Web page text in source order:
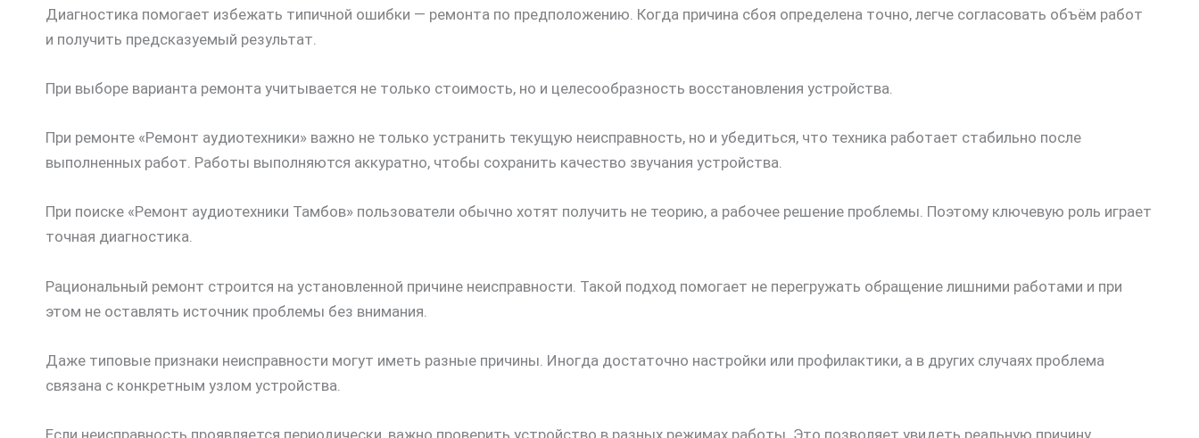
Диагностика помогает избежать типичной ошибки — ремонта по предположению. Когда причина сбоя определена точно, легче согласовать объём работ
и получить предсказуемый результат.
При выборе варианта ремонта учитывается не только стоимость, но и целесообразность восстановления устройства.
При ремонте «Ремонт аудиотехники» важно не только устранить текущую неисправность, но и убедиться, что техника работает стабильно после
выполненных работ. Работы выполняются аккуратно, чтобы сохранить качество звучания устройства.
При поиске «Ремонт аудиотехники Тамбов» пользователи обычно хотят получить не теорию, а рабочее решение проблемы. Поэтому ключевую роль играет
точная диагностика.
Рациональный ремонт строится на установленной причине неисправности. Такой подход помогает не перегружать обращение лишними работами и при
этом не оставлять источник проблемы без внимания.
Даже типовые признаки неисправности могут иметь разные причины. Иногда достаточно настройки или профилактики, а в других случаях проблема
связана с конкретным узлом устройства.
Если неисправность проявляется периодически, важно проверить устройство в разных режимах работы. Это позволяет увидеть реальную причину